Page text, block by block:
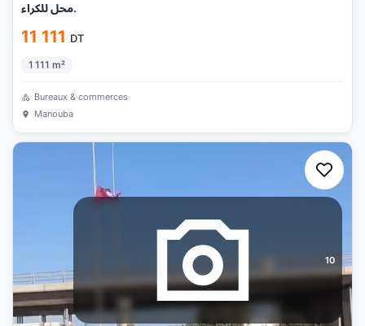
محل للكراء.
11 111 DT
1 111 m²
Bureaux & commerces
Manouba
10